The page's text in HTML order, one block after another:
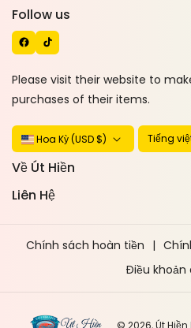
Follow us
C
E
B
O
O
I
K
T
O
K
Please visit their website to
purchases of their items.
Hoa Kỳ (USD $) Tiếng
Về Út Hiền
Liên Hệ
Chính sách hoàn tiền
Điều khoản
© 2026,Út